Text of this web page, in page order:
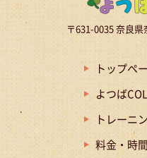
〒631-0035 奈良
トップペ
よつば
トレーニ
料金・時